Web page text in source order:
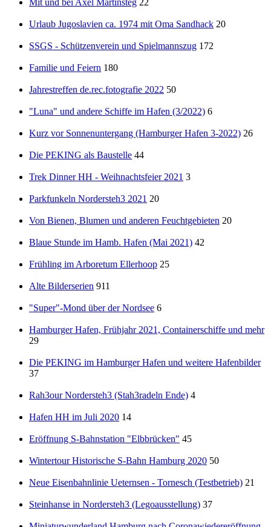
Mit und bei Axel Martinsteg 22
Urlaub Jugoslavien ca. 1974 mit Oma Sandhack 20
SSGS - Schützenverein und Spielmannszug 172
Familie und Feiern 180
Jahrestreffen de.rec.fotografie 2022 50
"Luna" und andere Schiffe im Hafen (3/2022) 6
Kurz vor Sonnenuntergang (Hamburger Hafen 3-2022) 26
Die PEKING als Baustelle 44
Trek Dinner HH - Weihnachtsfeier 2021 3
Parkfunkeln Nordersteh3 2021 20
Von Bienen, Blumen und anderen Feuchtgebieten 20
Blaue Stunde im Hamb. Hafen (Mai 2021) 42
Frühling im Arboretum Ellerhoop 25
Alte Bilderserien 911
"Super"-Mond über der Nordsee 6
Hamburger Hafen, Frühjahr 2021, Containerschiffe und mehr
29
Die PEKING im Hamburger Hafen und weitere Hafenbilder
37
Rah3our Nordersteh3 (Stah3radeln Ende) 4
Hafen HH im Juli 2020 14
Eröffnung S-Bahnstation "Elbbrücken" 45
Wintertour Historische S-Bahn Hamburg 2020 50
Neue Eisenbahnlinie Ueternsen - Tornesch (Testbetrieb) 21
Steinhanse in Nordersteh3 (Legoausstellung) 37